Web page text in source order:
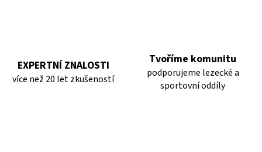
EXPERTNÍ ZNALOSTI
více než 20 let zkušeností
Tvoříme komunitu
podporujeme lezecké a
sportovní oddíly